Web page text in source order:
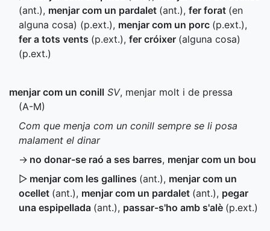
(ant.), menjar com un pardalet (ant.), fer forat (en
alguna cosa) (p.ext.), menjar com un porc (p.ext.),
fer a tots vents (p.ext.), fer cróixer (alguna cosa)
(p.ext.)
menjar com un conill SV, menjar molt i de pressa
(A-M)
Com que menja com un conill sempre se li posa
malament el dinar
→ no donar-se raó a ses barres, menjar com un bou
▷ menjar com les gallines (ant.), menjar com un
ocellet (ant.), menjar com un pardalet (ant.), pegar
una espipellada (ant.), passar-s'ho amb s'alè (p.ext.)